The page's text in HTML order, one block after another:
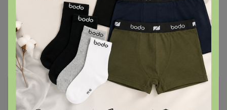
-20%
2 734,23р
CROCS "CRUSH CLOG" -
Женские сабо на платформе,
Информация о заказах доступна
лишь членам клуба